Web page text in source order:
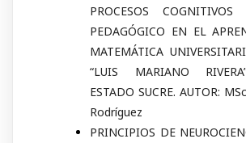
PROCESOS
PEDAGÓGICO EN EL
MATEMÁTICA
“LUIS MARIANO
ESTADO SUCRE. AUTOR:
Rodríguez
PRINCIPIOS DE